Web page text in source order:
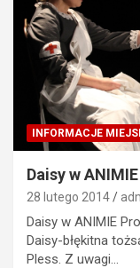
INFORMACJE
Daisy w ANIMIE
28 lutego 2014
Daisy w ANIMIE
Daisy-błękitna
Pless. Z uwagi…